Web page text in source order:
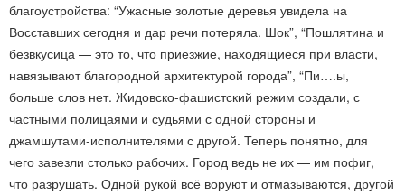
благоустройства: “Ужасные золотые деревья увидела на
Восставших сегодня и дар речи потеряла. Шок”, “Пошлятина и
безвкусица — это то, что приезжие, находящиеся при власти,
навязывают благородной архитектурой города”, “Пи….ы,
больше слов нет. Жидовско-фашистский режим создали, с
частными полицаями и судьями с одной стороны и
джамшутами-исполнителями с другой. Теперь понятно, для
чего завезли столько рабочих. Город ведь не их — им пофиг,
что разрушать. Одной рукой всё воруют и отмазываются, другой